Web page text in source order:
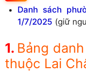
Danh sách
1/7/2025 (giữ
Bảng
thuộc Lai